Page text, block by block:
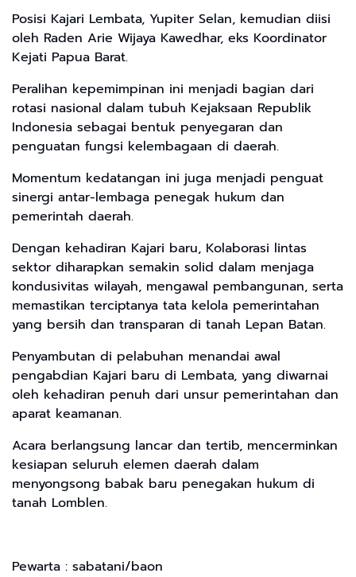
Posisi Kajari Lembata, Yupiter Selan, kemudian diisi
oleh Raden Arie Wijaya Kawedhar, eks Koordinator
Kejati Papua Barat.
Peralihan kepemimpinan ini menjadi bagian dari
rotasi nasional dalam tubuh Kejaksaan Republik
Indonesia sebagai bentuk penyegaran dan
penguatan fungsi kelembagaan di daerah.
Momentum kedatangan ini juga menjadi penguat
sinergi antar-lembaga penegak hukum dan
pemerintah daerah.
Dengan kehadiran Kajari baru, Kolaborasi lintas
sektor diharapkan semakin solid dalam menjaga
kondusivitas wilayah, mengawal pembangunan, serta
memastikan terciptanya tata kelola pemerintahan
yang bersih dan transparan di tanah Lepan Batan.
Penyambutan di pelabuhan menandai awal
pengabdian Kajari baru di Lembata, yang diwarnai
oleh kehadiran penuh dari unsur pemerintahan dan
aparat keamanan.
Acara berlangsung lancar dan tertib, mencerminkan
kesiapan seluruh elemen daerah dalam
menyongsong babak baru penegakan hukum di
tanah Lomblen.
Pewarta : sabatani/baon